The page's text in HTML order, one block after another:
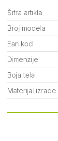
Šifra artikla
Broj modela
Ean kod
Dimenzije
Boja tela
Materijal izrade